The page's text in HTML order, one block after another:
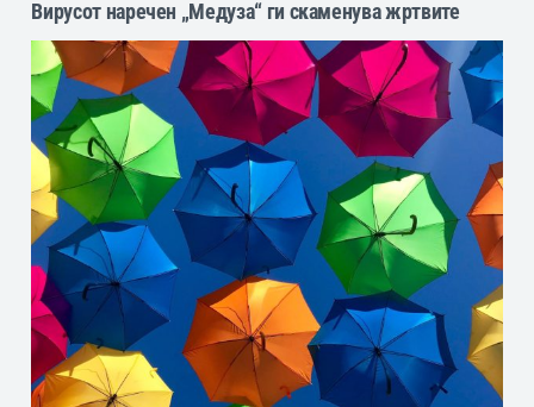
Вирусот наречен „Медуза“ ги скаменува жртвите